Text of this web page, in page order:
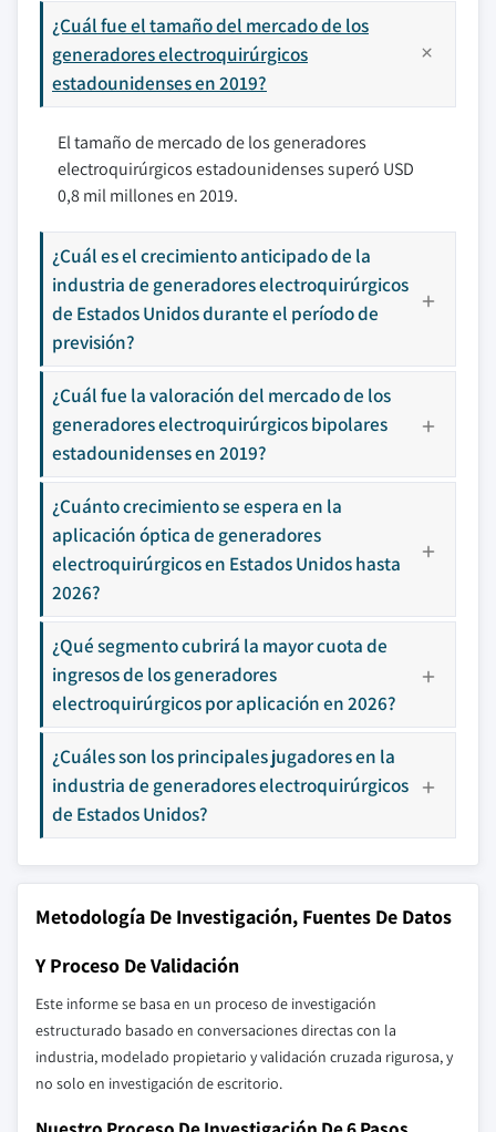
¿Cuál fue el tamaño del mercado de los
generadores electroquirúrgicos
estadounidenses en 2019?
El tamaño de mercado de los generadores
electroquirúrgicos estadounidenses superó USD
0,8 mil millones en 2019.
¿Cuál es el crecimiento anticipado de la
industria de generadores electroquirúrgicos
de Estados Unidos durante el período de
previsión?
¿Cuál fue la valoración del mercado de los
generadores electroquirúrgicos bipolares
estadounidenses en 2019?
¿Cuánto crecimiento se espera en la
aplicación óptica de generadores
electroquirúrgicos en Estados Unidos hasta
2026?
¿Qué segmento cubrirá la mayor cuota de
ingresos de los generadores
electroquirúrgicos por aplicación en 2026?
¿Cuáles son los principales jugadores en la
industria de generadores electroquirúrgicos
de Estados Unidos?
Metodología De Investigación, Fuentes De Datos
Y Proceso De Validación
Este informe se basa en un proceso de investigación
estructurado basado en conversaciones directas con la
industria, modelado propietario y validación cruzada rigurosa, y
no solo en investigación de escritorio.